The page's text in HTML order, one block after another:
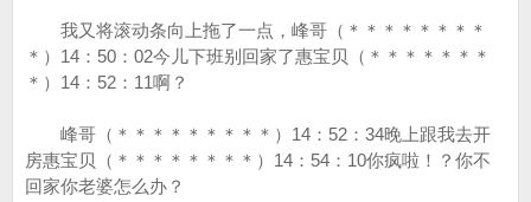
我又将滚动条向上拖了一点，峰哥（＊＊＊＊＊＊＊＊
＊）14：50：02今儿下班别回家了惠宝贝（＊＊＊＊＊＊＊
＊）14：52：11啊？
峰哥（＊＊＊＊＊＊＊＊＊）14：52：34晚上跟我去开
房惠宝贝（＊＊＊＊＊＊＊＊）14：54：10你疯啦！？你不
回家你老婆怎么办？